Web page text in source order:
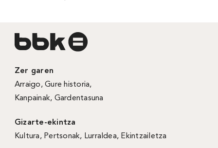
Zer garen
Arraigo,Gure historia,
Kanpainak, Gardentasuna
Gizarte-ekintza
Kultura, Pertsonak, Lurraldea, Ekintzailetza